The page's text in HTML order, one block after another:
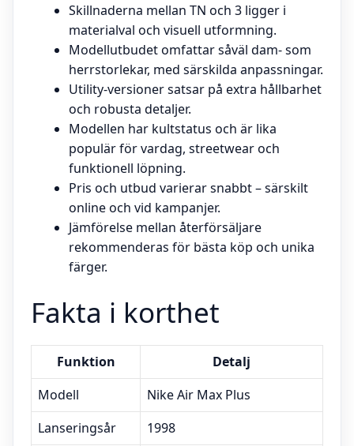
Skillnaderna mellan TN och 3 ligger i
materialval och visuell utformning.
Modellutbudet omfattar såväl dam- som
herrstorlekar, med särskilda anpassningar.
Utility-versioner satsar på extra hållbarhet
och robusta detaljer.
Modellen har kultstatus och är lika
populär för vardag, streetwear och
funktionell löpning.
Pris och utbud varierar snabbt – särskilt
online och vid kampanjer.
Jämförelse mellan återförsäljare
rekommenderas för bästa köp och unika
färger.
Fakta i korthet
Funktion
Detalj
Modell
Nike Air Max Plus
Lanseringsår
1998